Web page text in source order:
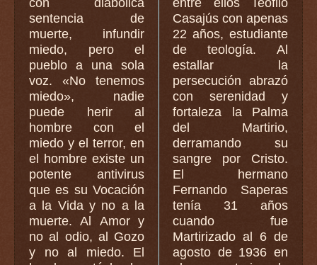
sentencia de
muerte, infundir
miedo, pero el
pueblo a una sola
voz. «No tenemos
miedo», nadie
puede herir al
hombre con el
miedo y el terror, en
el hombre existe un
potente antivirus
que es su Vocación
a la Vida y no a la
muerte. Al Amor y
no al odio, al Gozo
y no al miedo. El
Casajús con apenas
22 años, estudiante
de teología. Al
estallar la
persecución abrazó
con serenidad y
fortaleza la Palma
del Martirio,
derramando su
sangre por Cristo.
El hermano
Fernando Saperas
tenía 31 años
cuando fue
Martirizado al 6 de
agosto de 1936 en